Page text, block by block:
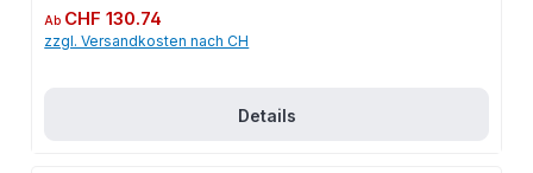
Regulärer Preis:
Ab CHF 130.74
zzgl. Versandkosten nach CH
Details